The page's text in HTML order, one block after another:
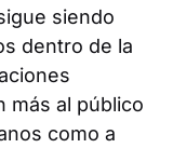
siendo
dentro de la
más al público
como a